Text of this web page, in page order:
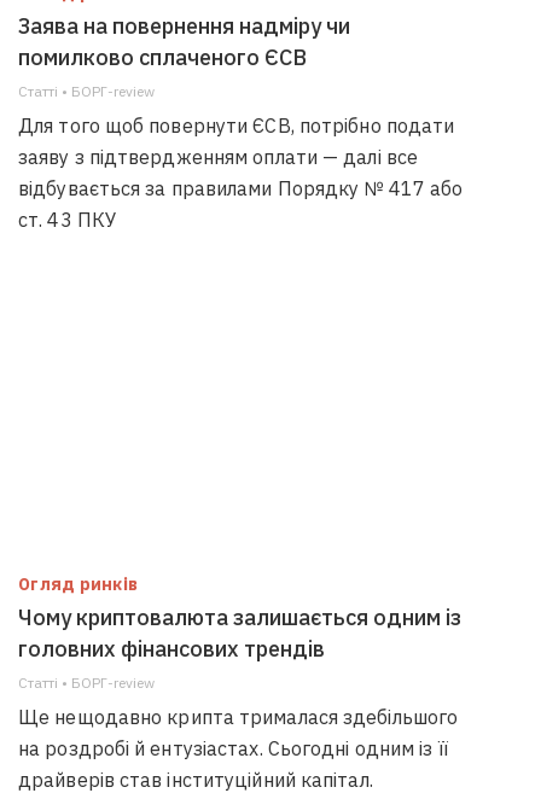
Заява на повернення надміру чи
помилково сплаченого ЄСВ
Статті • БОРГ-review
Для того щоб повернути ЄСВ, потрібно подати
заяву з підтвердженням оплати — далі все
відбувається за правилами Порядку № 417 або
ст. 43 ПКУ
Огляд ринків
Чому криптовалюта залишається одним із
головних фінансових трендів
Статті • БОРГ-review
Ще нещодавно крипта трималася здебільшого
на роздробі й ентузіастах. Сьогодні одним із її
драйверів став інституційний капітал.